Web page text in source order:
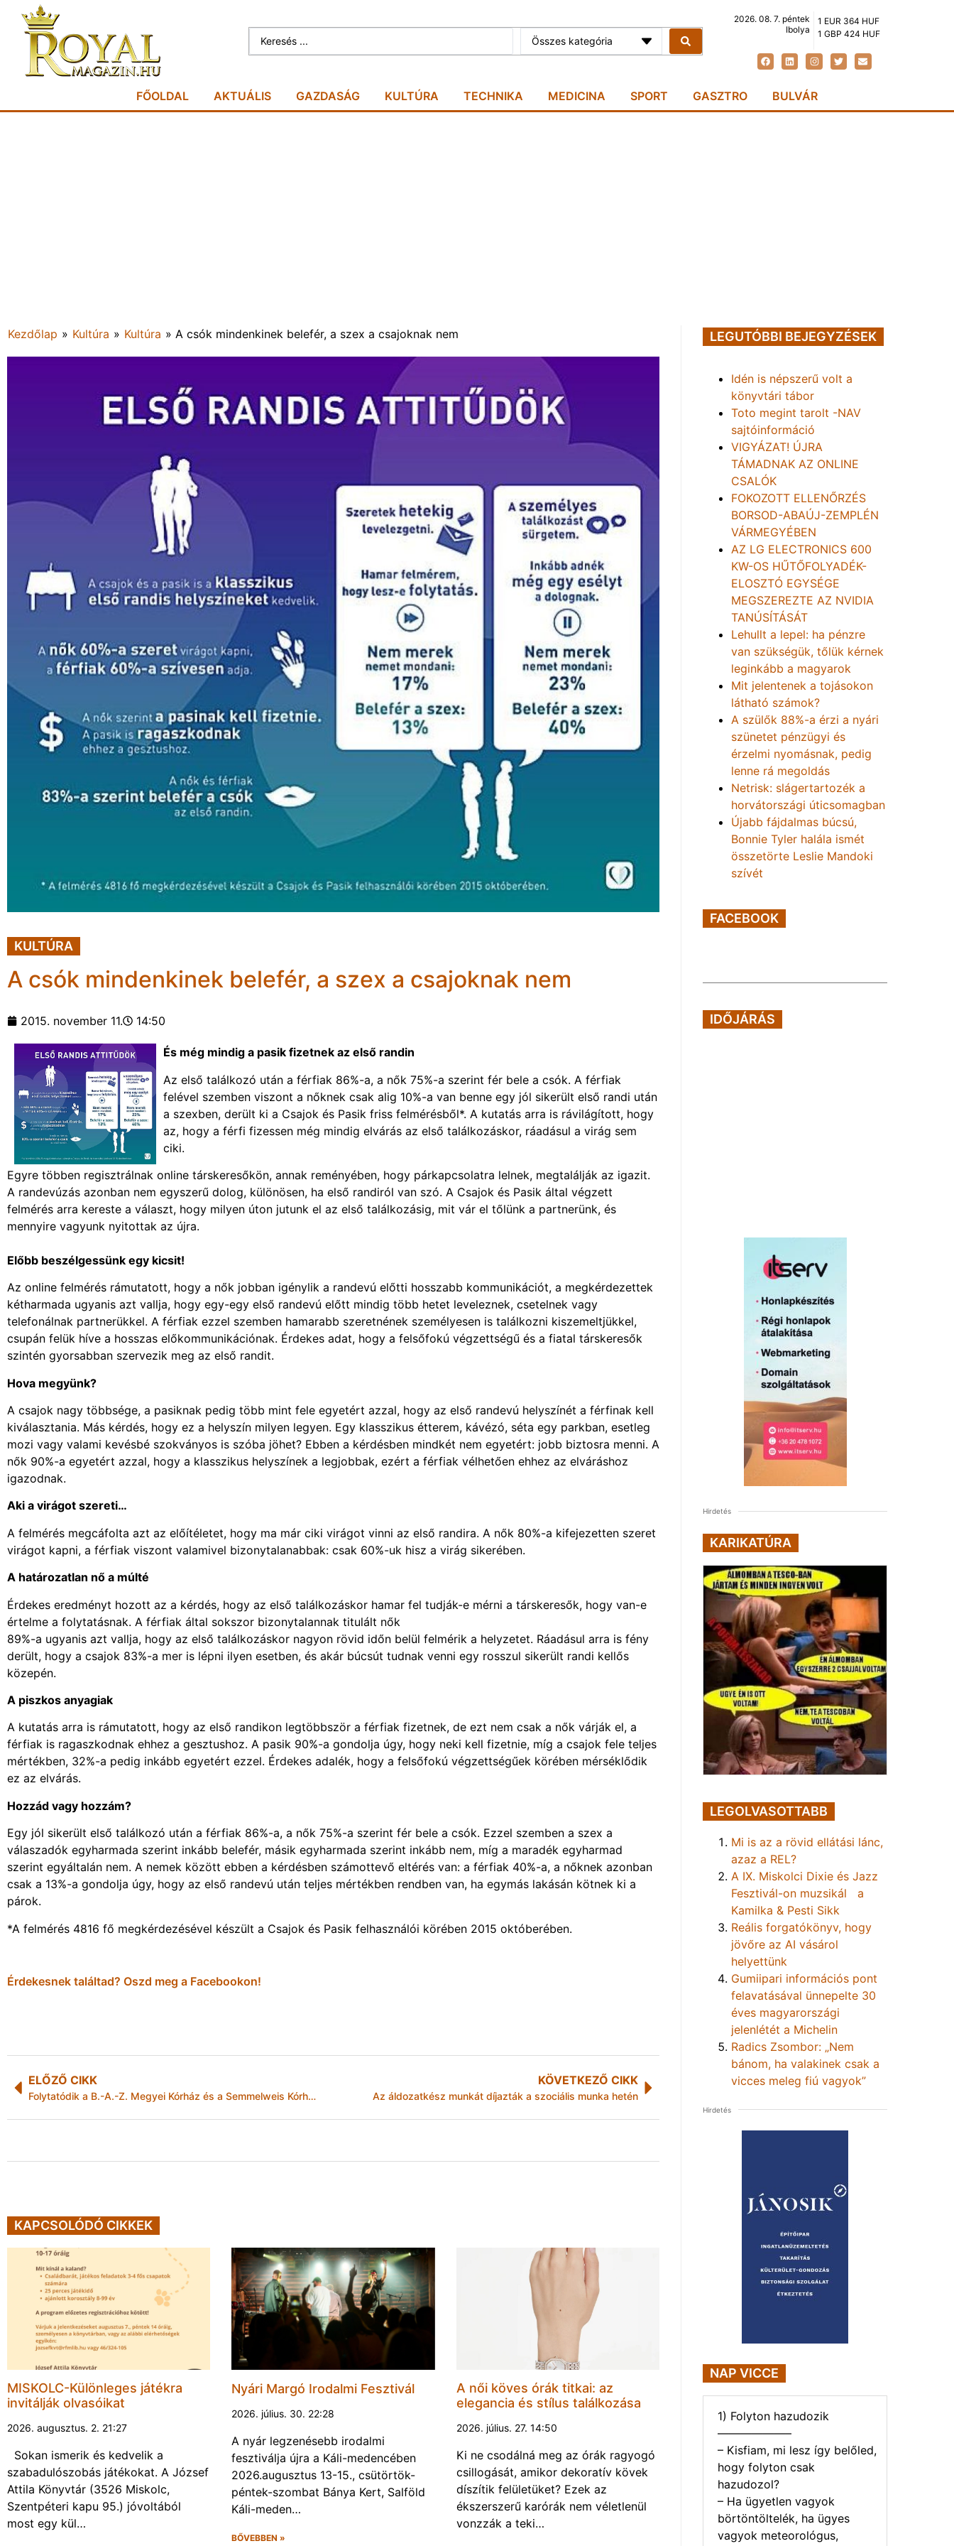
Összes kategória
2026. 08. 7. péntek
Ibolya
1 EUR 364 HUF
1 GBP 424 HUF
FŐOLDAL AKTUÁLIS GAZDASÁG KULTÚRA TECHNIKA MEDICINA SPORT GASZTRO BULVÁR
Kezdőlap » Kultúra » Kultúra » A csók mindenkinek belefér, a szex a csajoknak nem
KULTÚRA
A csók mindenkinek belefér, a szex a csajoknak nem
2015. november 11. 14:50
És még mindig a pasik fizetnek az első randin
Az első találkozó után a férfiak 86%-a, a nők 75%-a szerint fér bele a csók. A férfiak
felével szemben viszont a nőknek csak alig 10%-a van benne egy jól sikerült első randi után
a szexben, derült ki a Csajok és Pasik friss felmérésből*. A kutatás arra is rávilágított, hogy
az, hogy a férfi fizessen még mindig elvárás az első találkozáskor, ráadásul a virág sem
ciki.
Egyre többen regisztrálnak online társkeresőkön, annak reményében, hogy párkapcsolatra lelnek, megtalálják az igazit.
A randevúzás azonban nem egyszerű dolog, különösen, ha első randiról van szó. A Csajok és Pasik által végzett
felmérés arra kereste a választ, hogy milyen úton jutunk el az első találkozásig, mit vár el tőlünk a partnerünk, és
mennyire vagyunk nyitottak az újra.
Előbb beszélgessünk egy kicsit!
Az online felmérés rámutatott, hogy a nők jobban igénylik a randevú előtti hosszabb kommunikációt, a megkérdezettek
kétharmada ugyanis azt vallja, hogy egy-egy első randevú előtt mindig több hetet leveleznek, csetelnek vagy
telefonálnak partnerükkel. A férfiak ezzel szemben hamarabb szeretnének személyesen is találkozni kiszemeltjükkel,
csupán felük híve a hosszas előkommunikációnak. Érdekes adat, hogy a felsőfokú végzettségű és a fiatal társkeresők
szintén gyorsabban szervezik meg az első randit.
Hova megyünk?
A csajok nagy többsége, a pasiknak pedig több mint fele egyetért azzal, hogy az első randevú helyszínét a férfinak kell
kiválasztania. Más kérdés, hogy ez a helyszín milyen legyen. Egy klasszikus étterem, kávézó, séta egy parkban, esetleg
mozi vagy valami kevésbé szokványos is szóba jöhet? Ebben a kérdésben mindkét nem egyetért: jobb biztosra menni. A
nők 90%-a egyetért azzal, hogy a klasszikus helyszínek a legjobbak, ezért a férfiak vélhetően ehhez az elváráshoz
igazodnak.
Aki a virágot szereti…
A felmérés megcáfolta azt az előítéletet, hogy ma már ciki virágot vinni az első randira. A nők 80%-a kifejezetten szeret
virágot kapni, a férfiak viszont valamivel bizonytalanabbak: csak 60%-uk hisz a virág sikerében.
A határozatlan nő a múlté
Érdekes eredményt hozott az a kérdés, hogy az első találkozáskor hamar fel tudják-e mérni a társkeresők, hogy van-e
értelme a folytatásnak. A férfiak által sokszor bizonytalannak titulált nők
89%-a ugyanis azt vallja, hogy az első találkozáskor nagyon rövid időn belül felmérik a helyzetet. Ráadásul arra is fény
derült, hogy a csajok 83%-a mer is lépni ilyen esetben, és akár búcsút tudnak venni egy rosszul sikerült randi kellős
közepén.
A piszkos anyagiak
A kutatás arra is rámutatott, hogy az első randikon legtöbbször a férfiak fizetnek, de ezt nem csak a nők várják el, a
férfiak is ragaszkodnak ehhez a gesztushoz. A pasik 90%-a gondolja úgy, hogy neki kell fizetnie, míg a csajok fele teljes
mértékben, 32%-a pedig inkább egyetért ezzel. Érdekes adalék, hogy a felsőfokú végzettségűek körében mérséklődik
ez az elvárás.
Hozzád vagy hozzám?
Egy jól sikerült első találkozó után a férfiak 86%-a, a nők 75%-a szerint fér bele a csók. Ezzel szemben a szex a
válaszadók egyharmada szerint inkább belefér, másik egyharmada szerint inkább nem, míg a maradék egyharmad
szerint egyáltalán nem. A nemek között ebben a kérdésben számottevő eltérés van: a férfiak 40%-a, a nőknek azonban
csak a 13%-a gondolja úgy, hogy az első randevú után teljes mértékben rendben van, ha egymás lakásán kötnek ki a
párok.
*A felmérés 4816 fő megkérdezésével készült a Csajok és Pasik felhasználói körében 2015 októberében.
Érdekesnek találtad? Oszd meg a Facebookon!
ELŐZŐ CIKK
Folytatódik a B.-A.-Z. Megyei Kórház és a Semmelweis Kórház szakmai harmonizációja
KÖVETKEZŐ CIKK
Az áldozatkész munkát díjazták a szociális munka hetén
KAPCSOLÓDÓ CIKKEK
MISKOLC-Különleges játékra
invitálják olvasóikat
2026. augusztus. 2. 21:27
Sokan ismerik és kedvelik a
szabadulószobás játékokat. A József
Attila Könyvtár (3526 Miskolc,
Szentpéteri kapu 95.) jóvoltából
most egy kül…
Nyári Margó Irodalmi Fesztivál
2026. július. 30. 22:28
A nyár legzenésebb irodalmi
fesztiválja újra a Káli-medencében
2026.augusztus 13-15., csütörtök-
péntek-szombat Bánya Kert, Salföld
Káli-meden…
BŐVEBBEN »
A női köves órák titkai: az
elegancia és stílus találkozása
2026. július. 27. 14:50
Ki ne csodálná meg az órák ragyogó
csillogását, amikor dekoratív kövek
díszítik felületüket? Ezek az
ékszerszerű karórák nem véletlenül
vonzzák a teki…
LEGUTÓBBI BEJEGYZÉSEK
Idén is népszerű volt a
könyvtári tábor
Toto megint tarolt -NAV
sajtóinformáció
VIGYÁZAT! ÚJRA
TÁMADNAK AZ ONLINE
CSALÓK
FOKOZOTT ELLENŐRZÉS
BORSOD-ABAÚJ-ZEMPLÉN
VÁRMEGYÉBEN
AZ LG ELECTRONICS 600
KW-OS HŰTŐFOLYADÉK-
ELOSZTÓ EGYSÉGE
MEGSZEREZTE AZ NVIDIA
TANÚSÍTÁSÁT
Lehullt a lepel: ha pénzre
van szükségük, tőlük kérnek
leginkább a magyarok
Mit jelentenek a tojásokon
látható számok?
A szülők 88%-a érzi a nyári
szünetet pénzügyi és
érzelmi nyomásnak, pedig
lenne rá megoldás
Netrisk: slágertartozék a
horvátországi úticsomagban
Újabb fájdalmas búcsú,
Bonnie Tyler halála ismét
összetörte Leslie Mandoki
szívét
FACEBOOK
IDŐJÁRÁS
Hirdetés
KARIKATÚRA
LEGOLVASOTTABB
Mi is az a rövid ellátási lánc,
azaz a REL?
A IX. Miskolci Dixie és Jazz
Fesztivál-on muzsikál a
Kamilka & Pesti Sikk
Reális forgatókönyv, hogy
jövőre az AI vásárol
helyettünk
Gumiipari információs pont
felavatásával ünnepelte 30
éves magyarországi
jelenlétét a Michelin
Radics Zsombor: „Nem
bánom, ha valakinek csak a
vicces meleg fiú vagyok”
Hirdetés
NAP VICCE
1) Folyton hazudozik
——————–
– Kisfiam, mi lesz így belőled,
hogy folyton csak
hazudozol?
– Ha ügyetlen vagyok
börtöntöltelék, ha ügyes
vagyok meteorológus,